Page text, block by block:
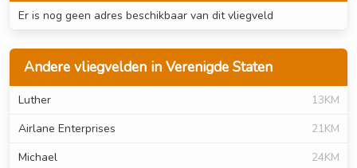
Er is nog geen adres beschikbaar van dit vliegveld
Andere vliegvelden in Verenigde Staten
Luther
13KM
Airlane Enterprises
21KM
Michael
24KM